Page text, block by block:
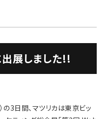
展しました!!
の3日間、マツリカは東京ビッ